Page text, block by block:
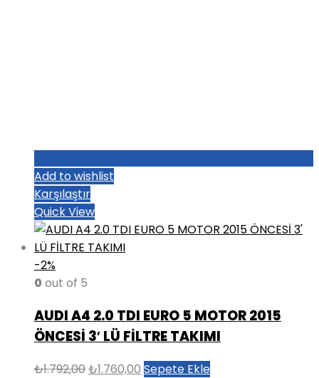
Add to wishlist
Karşılaştır
Quick View
-2%
0 out of 5
AUDI A4 2.0 TDI EURO 5 MOTOR 2015
ÖNCESİ 3′ LÜ FİLTRE TAKIMI
₺1.792,00Orijinal
₺1.760,00 Şu
Sepete Ekle